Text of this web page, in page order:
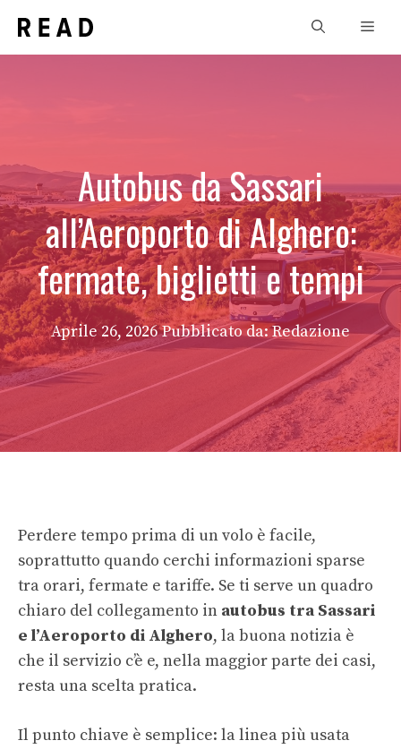
contenuto
Autobus da Sassari
all’Aeroporto di Alghero:
fermate, biglietti e tempi
Aprile 26, 2026 Pubblicato da: Redazione
Perdere tempo prima di un volo è facile,
soprattutto quando cerchi informazioni sparse
tra orari, fermate e tariffe. Se ti serve un quadro
chiaro del collegamento in autobus tra Sassari
e l’Aeroporto di Alghero, la buona notizia è
che il servizio c’è e, nella maggior parte dei casi,
resta una scelta pratica.
Il punto chiave è semplice: la linea più usata